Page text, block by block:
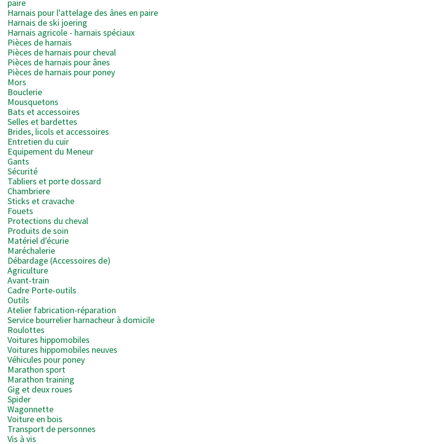
paire
Harnais pour l'attelage des ânes en paire
Harnais de ski joering
Harnais agricole - harnais spéciaux
Pièces de harnais
Pièces de harnais pour cheval
Pièces de harnais pour ânes
Pièces de harnais pour poney
Mors
Bouclerie
Mousquetons
Bats et accessoires
Selles et bardettes
Brides, licols et accessoires
Entretien du cuir
Equipement du Meneur
Gants
Sécurité
Tabliers et porte dossard
Chambriere
Sticks et cravache
Fouets
Protections du cheval
Produits de soin
Matériel d'écurie
Maréchalerie
Débardage (Accessoires de)
Agriculture
Avant-train
Cadre Porte-outils
Outils
Atelier fabrication-réparation
Service bourrelier harnacheur à domicile
Roulottes
Voitures hippomobiles
Voitures hippomobiles neuves
Véhicules pour poney
Marathon sport
Marathon training
Gig et deux roues
Spider
Wagonnette
Voiture en bois
Transport de personnes
Vis à vis